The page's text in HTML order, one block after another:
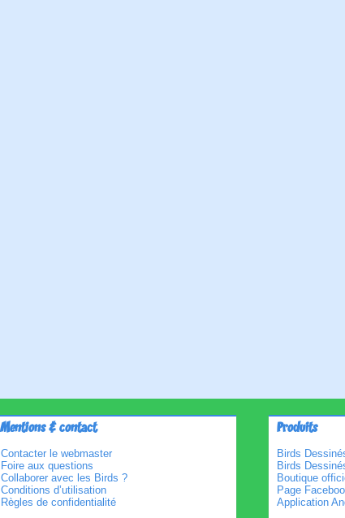
Mentions & contact
Contacter le webmaster
Foire aux questions
Collaborer avec les Birds ?
Conditions d’utilisation
Règles de confidentialité
Produits
Birds
Birds
Boutique
Page
Application